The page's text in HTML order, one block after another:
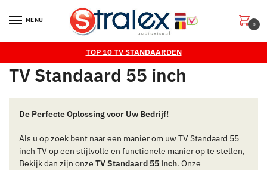
MENU
0
TOP 10 TV STANDAARDEN
TV Standaard 55 inch
De Perfecte Oplossing voor Uw Bedrijf!
Als u op zoek bent naar een manier om uw TV Standaard 55
inch TV op een stijlvolle en functionele manier op te stellen,
Bekijk dan zijn onze TV Standaard 55 inch. Onze